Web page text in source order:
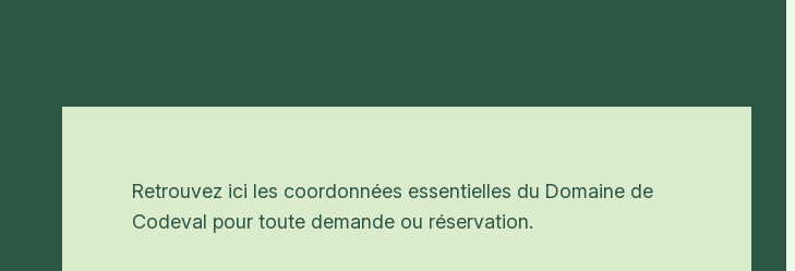
Retrouvez ici les coordonnées essentielles du Domaine de
Codeval pour toute demande ou réservation.